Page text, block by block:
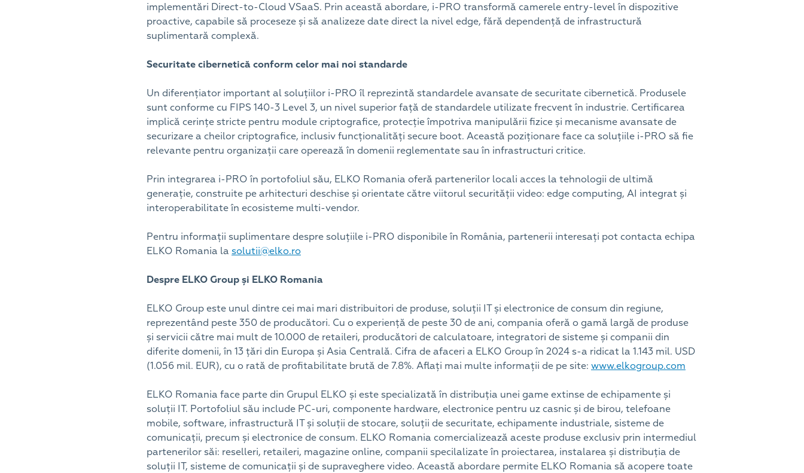
implementări Direct-to-Cloud VSaaS. Prin această abordare, i-PRO transformă camerele entry-level în dispozitive
proactive, capabile să proceseze și să analizeze date direct la nivel edge, fără dependență de infrastructură
suplimentară complexă.
Securitate cibernetică conform celor mai noi standarde
Un diferențiator important al soluțiilor i-PRO îl reprezintă standardele avansate de securitate cibernetică. Produsele
sunt conforme cu FIPS 140-3 Level 3, un nivel superior față de standardele utilizate frecvent în industrie. Certificarea
implică cerințe stricte pentru module criptografice, protecție împotriva manipulării fizice și mecanisme avansate de
securizare a cheilor criptografice, inclusiv funcționalități secure boot. Această poziționare face ca soluțiile i-PRO să fie
relevante pentru organizații care operează în domenii reglementate sau în infrastructuri critice.
Prin integrarea i-PRO în portofoliul său, ELKO Romania oferă partenerilor locali acces la tehnologii de ultimă
generație, construite pe arhitecturi deschise și orientate către viitorul securității video: edge computing, AI integrat și
interoperabilitate în ecosisteme multi-vendor.
Pentru informații suplimentare despre soluțiile i-PRO disponibile în România, partenerii interesați pot contacta echipa
ELKO Romania la solutii@elko.ro
Despre ELKO Group și ELKO Romania
ELKO Group este unul dintre cei mai mari distribuitori de produse, soluții IT și electronice de consum din regiune,
reprezentând peste 350 de producători. Cu o experiență de peste 30 de ani, compania oferă o gamă largă de produse
și servicii către mai mult de 10.000 de retaileri, producători de calculatoare, integratori de sisteme și companii din
diferite domenii, în 13 țări din Europa și Asia Centrală. Cifra de afaceri a ELKO Group în 2024 s-a ridicat la 1.143 mil. USD
(1.056 mil. EUR), cu o rată de profitabilitate brută de 7.8%. Aflați mai multe informații de pe site: www.elkogroup.com
ELKO Romania face parte din Grupul ELKO și este specializată în distribuția unei game extinse de echipamente și
soluții IT. Portofoliul său include PC-uri, componente hardware, electronice pentru uz casnic și de birou, telefoane
mobile, software, infrastructură IT și soluții de stocare, soluții de securitate, echipamente industriale, sisteme de
comunicații, precum și electronice de consum. ELKO Romania comercializează aceste produse exclusiv prin intermediul
partenerilor săi: reselleri, retaileri, magazine online, companii specilalizate în proiectarea, instalarea și distribuția de
soluții IT, sisteme de comunicații și de supraveghere video. Această abordare permite ELKO Romania să acopere toate